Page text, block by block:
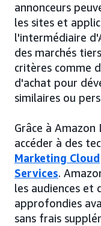
annonceurs
les sites et
l'intermédiaire
des marchés
critères comme
d'achat pour
similaires ou
Grâce à Amazon
accéder à des
Marketing Cloud
Services.
les audiences et
approfondies
sans frais